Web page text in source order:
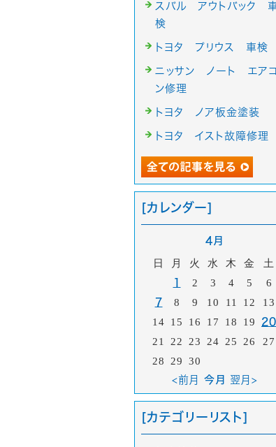
スバル アウトバック
検
トヨタ プリウス 車検
ニッサン ノート エアコ
ン修理
トヨタ ノア板金塗装
トヨタ イスト故障修理
[カレンダー]
4月
日 月 火 水 木 金 土
1 2 3 4 5 6
7 8 9 10 11 12
13
14
15 16 17 18 19 20
21 22 23 24 25 26
27
28
29 30
<前月 今月 翌月>
[カテゴリーリスト]